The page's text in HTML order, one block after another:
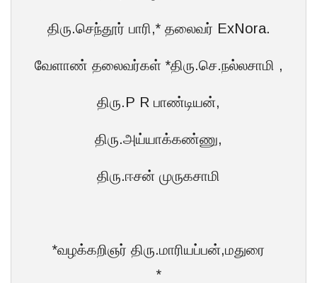
திரு.செந்தூர் பாரி,* தலைவர் ExNora.
வேளாண் தலைவர்கள் *திரு.செ.நல்லசாமி ,
திரு.P R பாண்டியன்,
திரு.அய்யாக்கண்ணு,
திரு.ஈசன் முருகசாமி
*வழக்கறிஞர் திரு.மாரியப்பன்,மதுரை
*